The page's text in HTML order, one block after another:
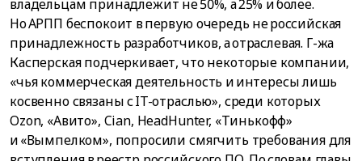
владельцам принадлежит не 50%, а 25% и более.
Но АРПП беспокоит в первую очередь не российская
принадлежность разработчиков, а отраслевая. Г-жа
Касперская подчеркивает, что некоторые компании,
«чья коммерческая деятельность и интересы лишь
косвенно связаны с IT-отраслью», среди которых
Ozon, «Авито», Cian, HeadHunter, «Тинькофф»
и «Вымпелком», попросили смягчить требования для